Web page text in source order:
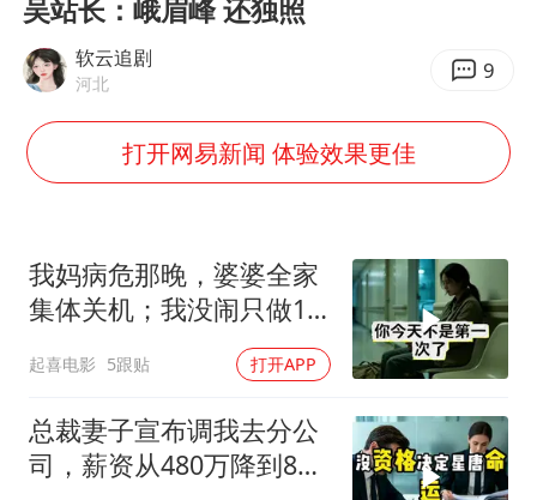
“新疆阿勒泰八月能滑雪”不实
胡彦斌获《歌手2026》歌王
名创优品回应女子吐槽内裤质量差
夯实基础开新局
吴站长：峨眉峰 还独照
软云追剧
河北 9
打开网易新闻 体验效果更佳
我妈病危那晚，婆婆全家
集体关机；我没闹只做1
事，6天后她打来电话：
你是不是疯了？
起喜电影 5跟贴 打开APP
总裁妻子宣布调我去分公
司，薪资从480万降到8